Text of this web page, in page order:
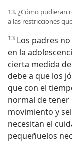
13. ¿Cómo pudieran
a las restricciones
13 Los padres
en la
cierta medida
debe a que los
que con el
normal de tener
movimiento y
necesitan el
pequeñuelos